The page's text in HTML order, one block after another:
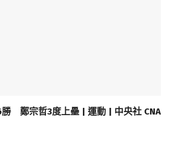
勝 鄭宗哲3度上壘 | 運動 | 中央社 CNA